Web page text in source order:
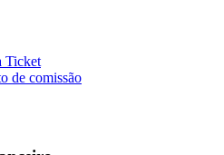
Ticket
de comissão